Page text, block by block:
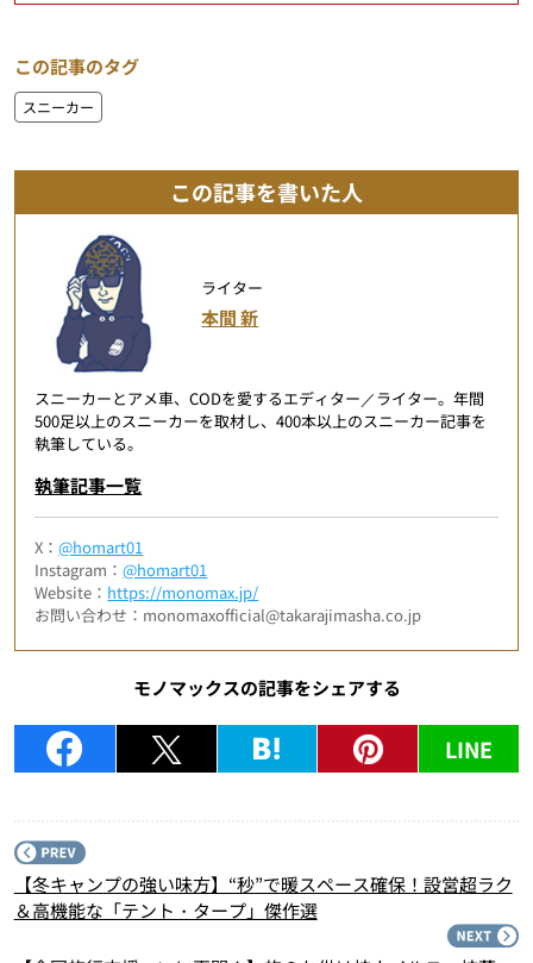
この記事のタグ
スニーカー
この記事を書いた人
ライター
本間 新
スニーカーとアメ車、CODを愛するエディター／ライター。年間
500足以上のスニーカーを取材し、400本以上のスニーカー記事を
執筆している。
執筆記事一覧
X：@homart01
Instagram：@homart01
Website： https://monomax.jp/
お問い合わせ：monomaxofficial@takarajimasha.co.jp
モノマックスの記事をシェアする
LINE
【冬キャンプの強い味方】“秒”で暖スペース確保！設営超ラク
＆高機能な「テント・タープ」傑作選